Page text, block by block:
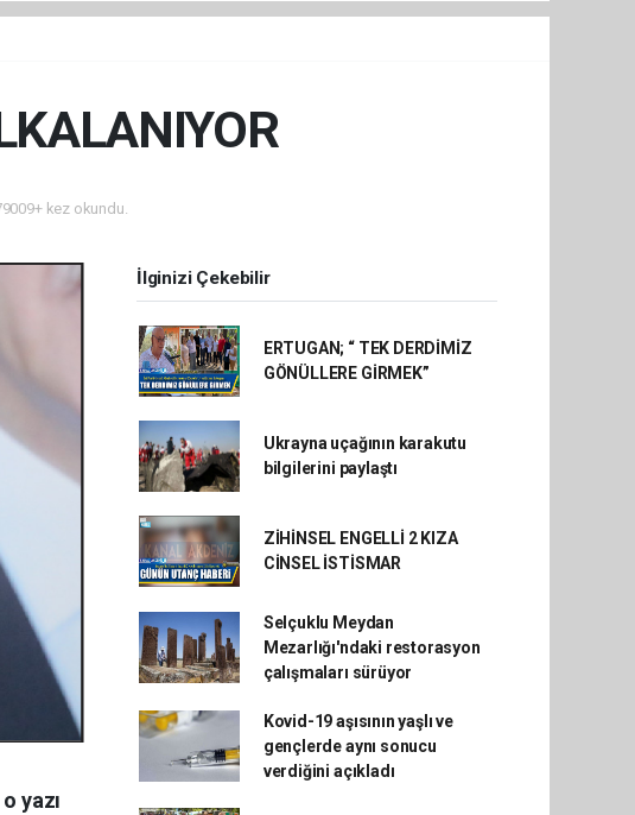
kez okundu.
yazı
İlginizi Çekebilir
ERTUGAN; “ TEK DERDİMİZ
GÖNÜLLERE GİRMEK”
Ukrayna uçağının karakutu
bilgilerini paylaştı
ZİHİNSEL ENGELLİ 2 KIZA
CİNSEL İSTİSMAR
Selçuklu Meydan
Mezarlığı'ndaki restorasyon
çalışmaları sürüyor
Kovid-19 aşısının yaşlı ve
gençlerde aynı sonucu
verdiğini açıkladı